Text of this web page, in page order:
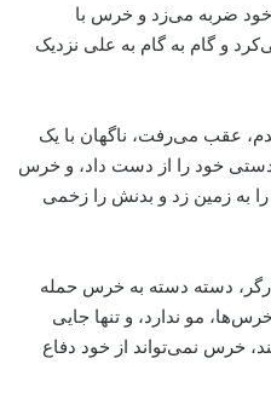
خود ضربه می‌زد و خرس با
و گام به گام به علی نزدیک
عقب می‌رفت، ناگهان با یک
خود را از دست داد، و خرس
به زمین زد و بدنش را زخمی
دسته دسته به خرس حمله
مو ندارد، و تنها جایی
خرس نمی‌تواند از خود دفاع